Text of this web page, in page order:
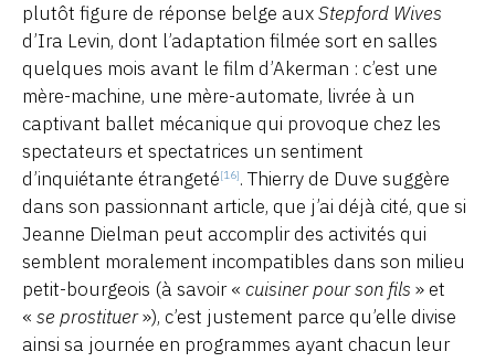
plutôt figure de réponse belge auxStepford Wives
d’Ira Levin, dont l’adaptation filmée sort en salles
quelques mois avant le film d’Akerman : c’est une
mère-machine, une mère-automate, livrée à un
captivant ballet mécanique qui provoque chez les
spectateurs et spectatrices un sentiment
d’inquiétante étrangeté[16]. Thierry de Duve suggère
dans son passionnant article, que j’ai déjà cité, que si
Jeanne Dielman peut accomplir des activités qui
semblent moralement incompatibles dans son milieu
petit-bourgeois (à savoir « cuisiner pour son fils » et
« se prostituer»), c’est justement parce qu’elle divise
ainsi sa journée en programmes ayant chacun leur